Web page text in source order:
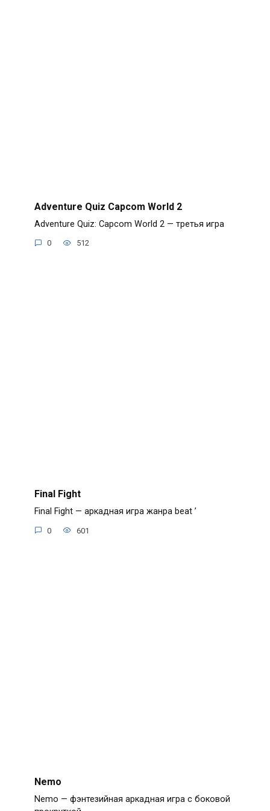
Adventure Quiz Capcom World 2
Adventure Quiz: Capcom World 2 — третья игра
0 512
Final Fight
Final Fight — аркадная игра жанра beat ’
0 601
Nemo
Nemo — фэнтезийная аркадная игра с боковой